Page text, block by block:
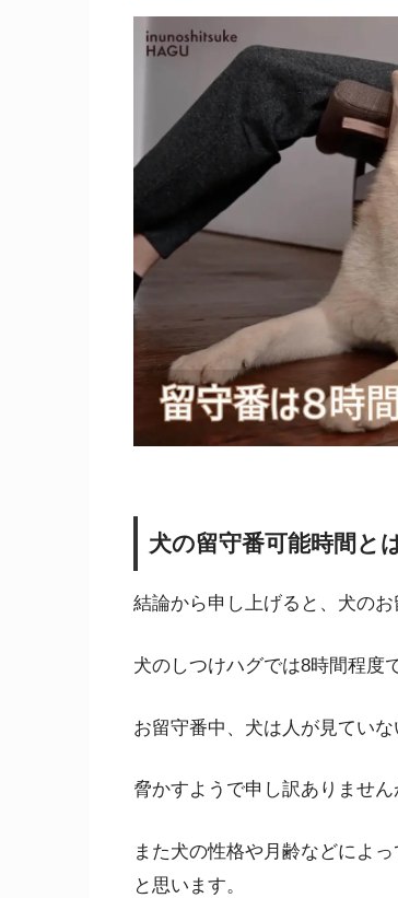
犬の留守番可能時間と
結論から申し上げると、犬の
犬のしつけハグでは8時間程度
お留守番中、犬は人が見てい
脅かすようで申し訳ありませ
また犬の性格や月齢などによ
と思います。